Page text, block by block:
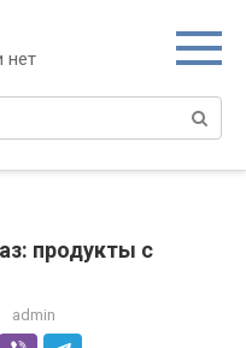
нет
продукты с
admin